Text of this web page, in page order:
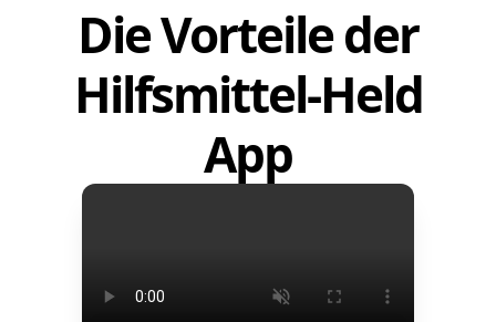
Die Vorteile der
Hilfsmittel-Held
App